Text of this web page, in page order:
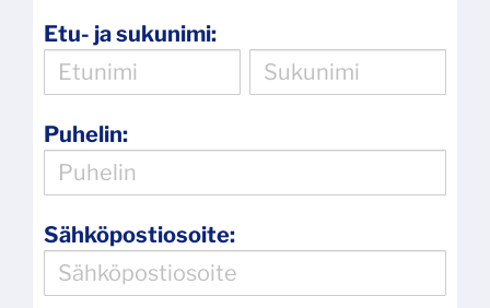
Etu- ja sukunimi:
Puhelin:
Sähköpostiosoite: